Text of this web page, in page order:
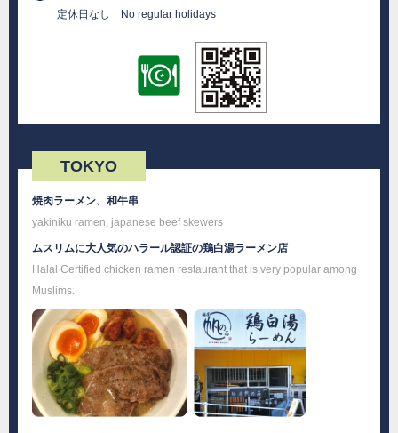
定休日なし No regular holidays
TOKYO
焼肉ラーメン、和牛串
yakiniku ramen, japanese beef skewers
ムスリムに大人気のハラール認証の鶏白湯ラーメン店
Halal Certified chicken ramen restaurant that is very popular among
Muslims.